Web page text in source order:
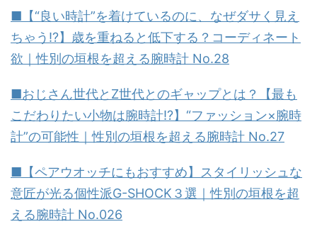
■【“良い時計”を着けているのに、なぜダサく見え
ちゃう!?】歳を重ねると低下する？コーディネート
欲｜性別の垣根を超える腕時計 No.28
■おじさん世代とZ世代とのギャップとは？【最も
こだわりたい小物は腕時計!?】“ファッション×腕時
計”の可能性｜性別の垣根を超える腕時計 No.27
■【ペアウオッチにもおすすめ】スタイリッシュな
意匠が光る個性派G-SHOCK３選｜性別の垣根を超
える腕時計 No.026